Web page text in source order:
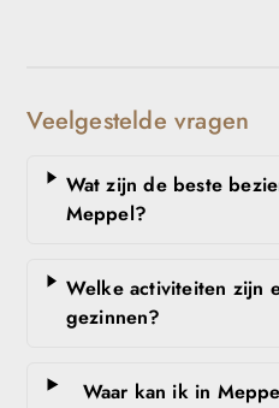
Veelgestelde vragen
Wat zijn de beste
Meppel?
Welke activiteiten zijn
gezinnen?
Waar kan ik in